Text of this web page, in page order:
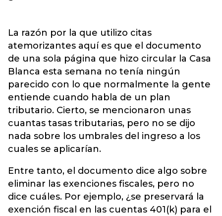
La razón por la que utilizo citas
atemorizantes aquí es que el documento
de una sola página que hizo circular la Casa
Blanca esta semana no tenía ningún
parecido con lo que normalmente la gente
entiende cuando habla de un plan
tributario. Cierto, se mencionaron unas
cuantas tasas tributarias, pero no se dijo
nada sobre los umbrales del ingreso a los
cuales se aplicarían.
Entre tanto, el documento dice algo sobre
eliminar las exenciones fiscales, pero no
dice cuáles. Por ejemplo, ¿se preservará la
exención fiscal en las cuentas 401(k) para el